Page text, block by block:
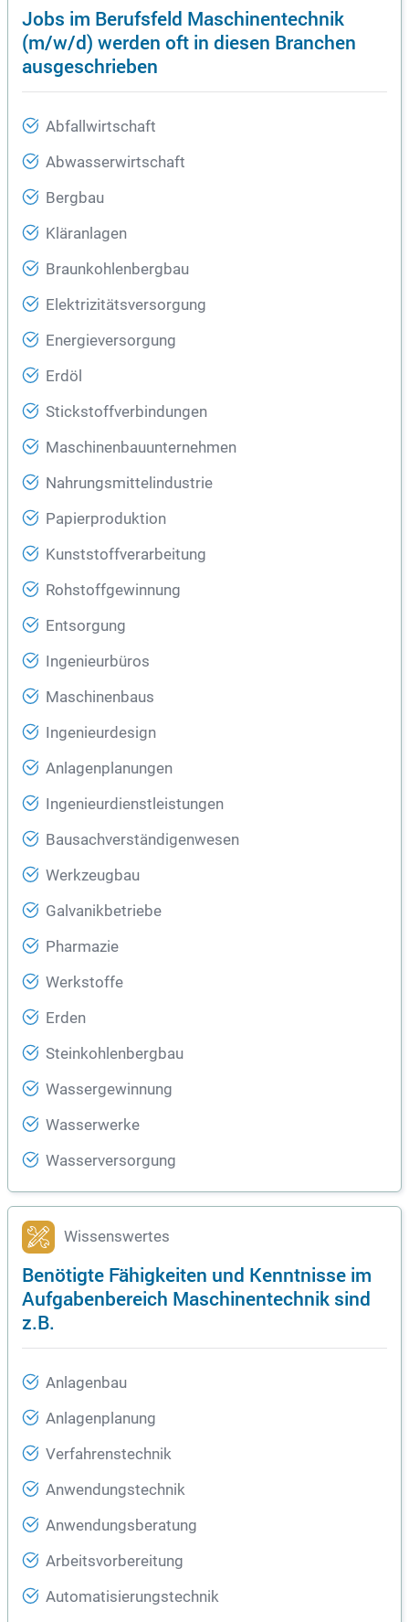
Jobs im Berufsfeld Maschinentechnik
(m/w/d) werden oft in diesen Branchen
ausgeschrieben
Abfallwirtschaft
Abwasserwirtschaft
Bergbau
Kläranlagen
Braunkohlenbergbau
Elektrizitätsversorgung
Energieversorgung
Erdöl
Stickstoffverbindungen
Maschinenbauunternehmen
Nahrungsmittelindustrie
Papierproduktion
Kunststoffverarbeitung
Rohstoffgewinnung
Entsorgung
Ingenieurbüros
Maschinenbaus
Ingenieurdesign
Anlagenplanungen
Ingenieurdienstleistungen
Bausachverständigenwesen
Werkzeugbau
Galvanikbetriebe
Pharmazie
Werkstoffe
Erden
Steinkohlenbergbau
Wassergewinnung
Wasserwerke
Wasserversorgung
Wissenswertes
Benötigte Fähigkeiten und Kenntnisse im
Aufgabenbereich Maschinentechnik sind
z.B.
Anlagenbau
Anlagenplanung
Verfahrenstechnik
Anwendungstechnik
Anwendungsberatung
Arbeitsvorbereitung
Automatisierungstechnik